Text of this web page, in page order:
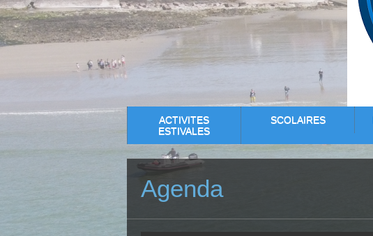
ACTIVITES
ESTIVALES
SCOLAIRES
Agenda